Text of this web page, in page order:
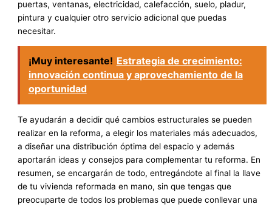
puertas, ventanas, electricidad, calefacción, suelo, pladur,
pintura y cualquier otro servicio adicional que puedas
necesitar.
¡Muy interesante! Estrategia de crecimiento:
innovación continua y aprovechamiento de la
oportunidad
Te ayudarán a decidir qué cambios estructurales se pueden
realizar en la reforma, a elegir los materiales más adecuados,
a diseñar una distribución óptima del espacio y además
aportarán ideas y consejos para complementar tu reforma. En
resumen, se encargarán de todo, entregándote al final la llave
de tu vivienda reformada en mano, sin que tengas que
preocuparte de todos los problemas que puede conllevar una